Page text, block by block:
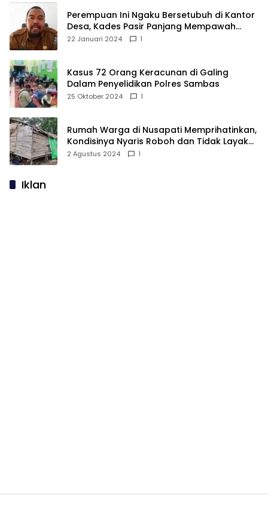
Perempuan Ini Ngaku Bersetubuh di Kantor
Desa, Kades Pasir Panjang Mempawah
Membantah: Silakan Buktikan!
22 Januari 2024 1
Kasus 72 Orang Keracunan di Galing
Dalam Penyelidikan Polres Sambas
25 Oktober 2024 1
Rumah Warga di Nusapati Memprihatinkan,
Kondisinya Nyaris Roboh dan Tidak Layak
Huni
2 Agustus 2024 1
Iklan